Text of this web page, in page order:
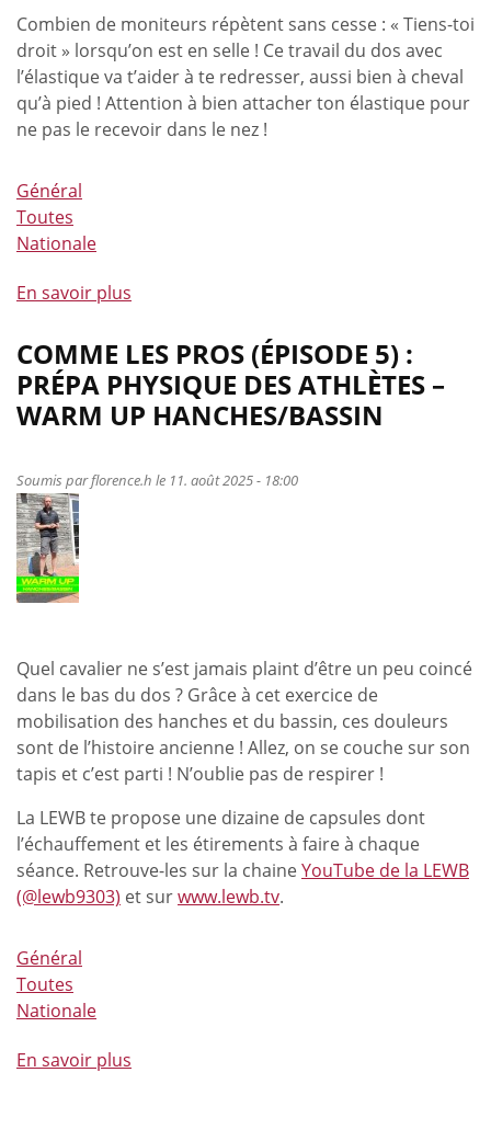
Combien de moniteurs répètent sans cesse : « Tiens-toi
droit » lorsqu’on est en selle ! Ce travail du dos avec
l’élastique va t’aider à te redresser, aussi bien à cheval
qu’à pied ! Attention à bien attacher ton élastique pour
ne pas le recevoir dans le nez !
Général
Toutes
Nationale
En savoir plus
de
Comme
les
pros
6)
Travail
du
dos
avec
l’élastique
COMME LES PROS (ÉPISODE 5) :
PRÉPA PHYSIQUE DES ATHLÈTES –
WARM UP HANCHES/BASSIN
Soumis parflorence.h le 11. août 2025 - 18:00
Quel cavalier ne s’est jamais plaint d’être un peu coincé
dans le bas du dos ? Grâce à cet exercice de
mobilisation des hanches et du bassin, ces douleurs
sont de l’histoire ancienne ! Allez, on se couche sur son
tapis et c’est parti ! N’oublie pas de respirer !
La LEWB te propose une dizaine de capsules dont
l’échauffement et les étirements à faire à chaque
séance. Retrouve-les sur la chaineYouTube de la LEWB
(@lewb9303) et surwww.lewb.tv.
Général
Toutes
Nationale
En savoir plus